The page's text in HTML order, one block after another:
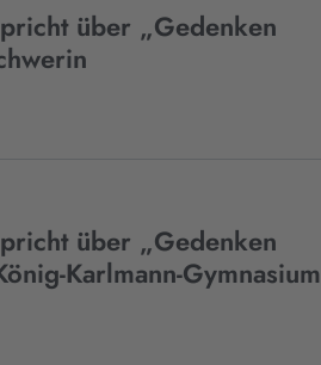
über „Gedenken
über „Gedenken
Karlmann-Gymnasium